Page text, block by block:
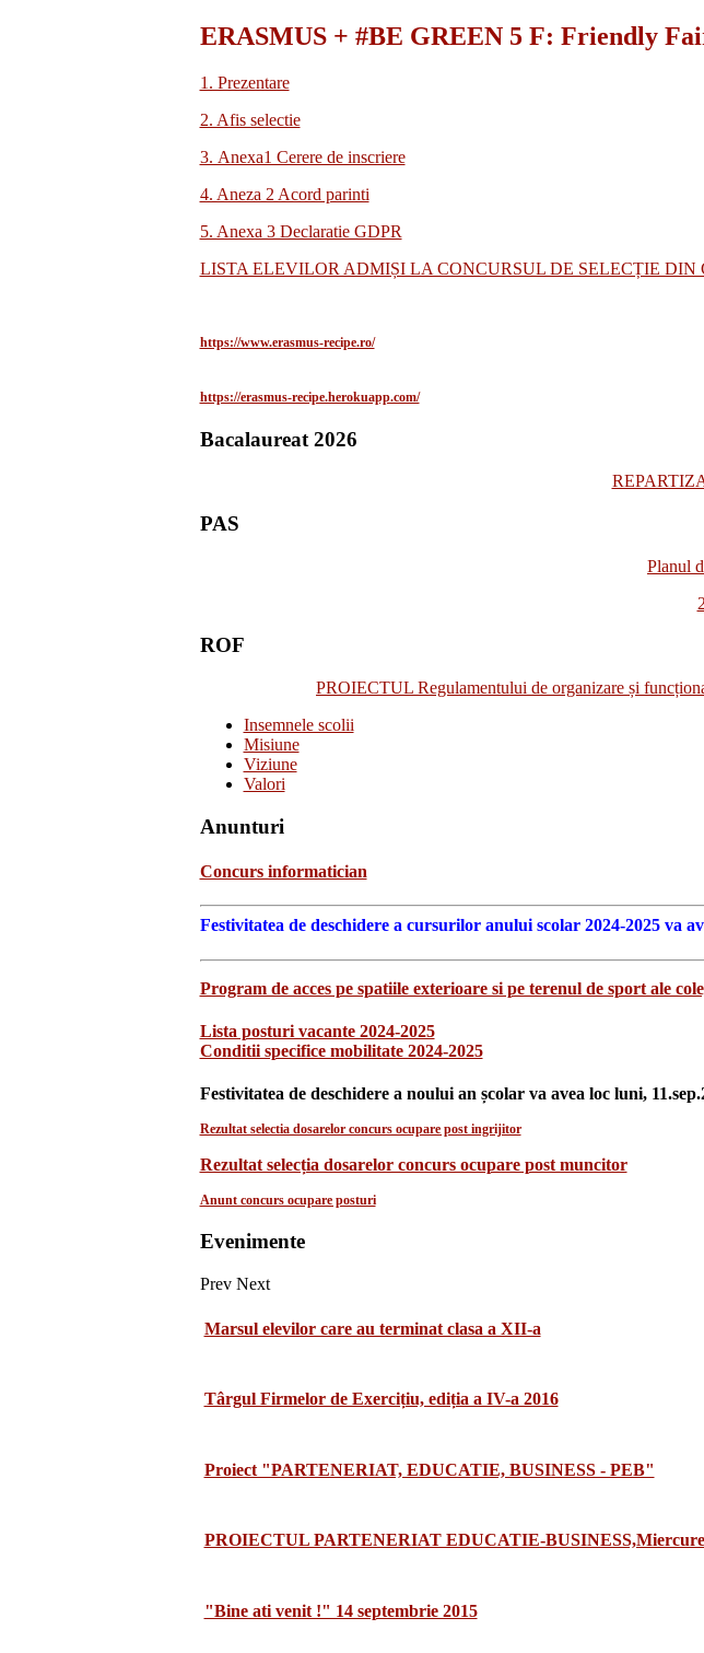
ERASMUS + #BE GREEN 5 F: Friendly
1. Prezentare
2. Afis selectie
3. Anexa1 Cerere de inscriere
4. Aneza 2 Acord parinti
5. Anexa 3 Declaratie GDPR
LISTA ELEVILOR ADMIȘI LA CONCURSUL DE SELECȚIE DIN
https://www.erasmus-recipe.ro/
https://erasmus-recipe.herokuapp.com/
Bacalaureat 2026
PAS
Planul
ROF
PROIECTUL Regulamentului de organizare și
Insemnele scolii
Misiune
Viziune
Valori
Anunturi
Concurs informatician
Festivitatea de deschidere a cursurilor anului scolar 2024-2025 va
Program de acces pe spatiile exterioare si pe terenul de sport ale
Lista posturi vacante 2024-2025
Conditii specifice mobilitate 2024-2025
Festivitatea de deschidere a noului an școlar va avea loc luni,
Rezultat selectia dosarelor concurs ocupare post ingrijitor
Rezultat selecția dosarelor concurs ocupare post muncitor
Anunt concurs ocupare posturi
Evenimente
Prev Next
Marsul elevilor care au terminat clasa a XII-a
Târgul Firmelor de Exercițiu, ediția a IV-a 2016
Proiect "PARTENERIAT, EDUCATIE, BUSINESS - PEB"
PROIECTUL PARTENERIAT EDUCATIE-
"Bine ati venit !" 14 septembrie 2015